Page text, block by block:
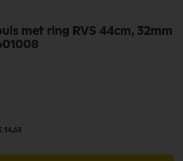
met ring RVS 44cm, 32mm
14,63